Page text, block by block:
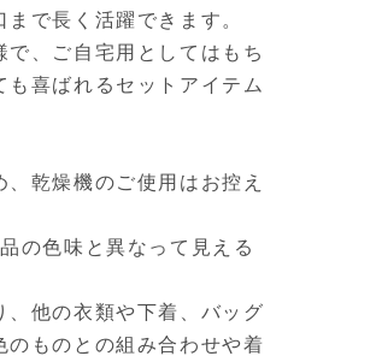
で長く活躍できます。
、ご自宅用としてはもち
喜ばれるセットアイテム
乾燥機のご使用はお控え
の色味と異なって見える
他の衣類や下着、バッグ
ものとの組み合わせや着